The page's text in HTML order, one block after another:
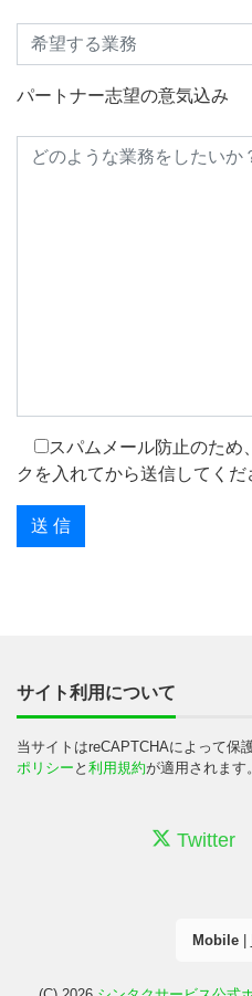
パートナー志望の意気込み
スパムメール防止のため
クを入れてから送信してくだ
サイト利用について
当サイトはreCAPTCHAによって保
ポリシー と 利用規約が適用されます。
Twitter
Mobile|